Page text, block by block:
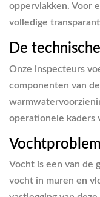
oppervlakken. Voor
volledige
De
Onze inspecteurs
componenten van
operationele kaders
Vocht is een van de
vocht in muren en